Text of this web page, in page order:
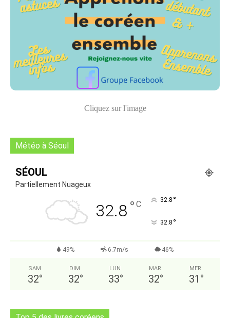
Cliquez sur l'image
Météo à Séoul
SÉOUL
Partiellement Nuageux
32.8 ° C 32.8 °
32.8 °
49% 6.7m/s 46%
SAM
32°
DIM
32°
LUN
33°
MAR
32°
MER
31 °